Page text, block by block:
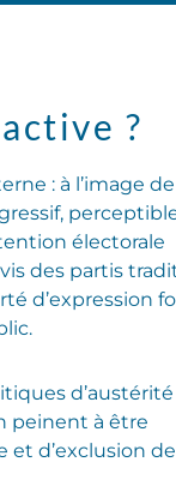
?
: à l’image de
électorale
des partis
d’expression
peinent à être
d’exclusion